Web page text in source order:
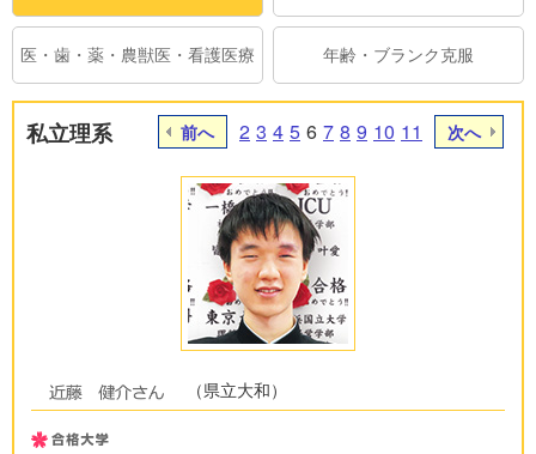
医・歯・薬・農獣医・看護医療 年齢・ブランク克服
私立理系 前へ 2 3 4 5 6 7 8 9 10 11 次へ
（県立大和）